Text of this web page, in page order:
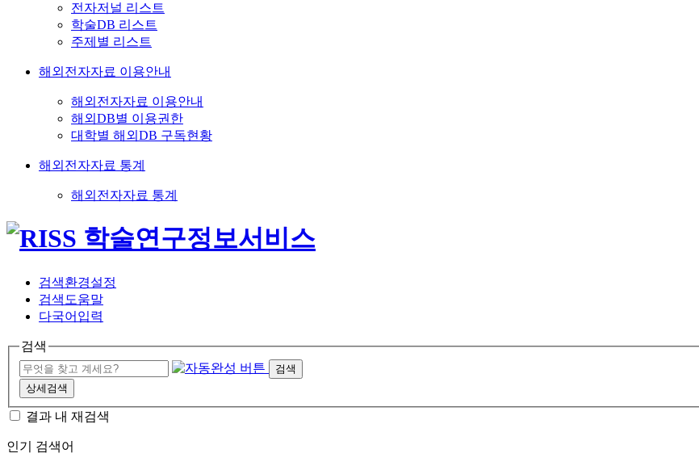
전자저널 리스트
학술DB 리스트
주제별 리스트
해외전자자료 이용안내
해외전자자료 이용안내
해외DB별 이용권한
대학별 해외DB 구독현황
해외전자자료 통계
해외전자자료 통계
검색환경설정
검색도움말
다국어입력
검색
검색
상세검색
결과 내 재검색
인기 검색어